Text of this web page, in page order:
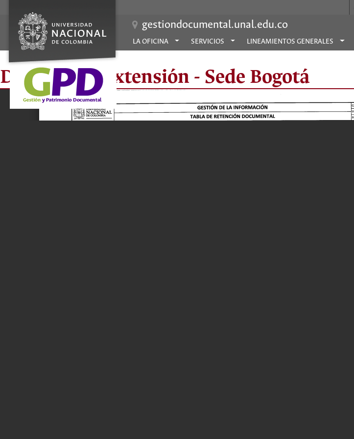
gestiondocumental.unal.edu.co
LA OFICINA SERVICIOS LINEAMIENTOS GENERALES
División de Extensión - Sede Bogotá